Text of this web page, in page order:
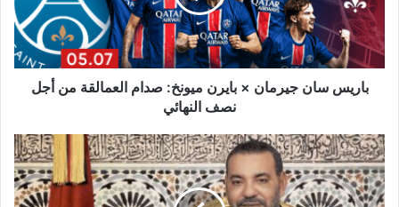
ميونخ:
صدام
العمالقة
من
أجلباريس سان جيرمان × بايرن ميونخ: صدام العمالقة من أجل
نصف النهائي
الملك
محمد
السادس
يهنئ